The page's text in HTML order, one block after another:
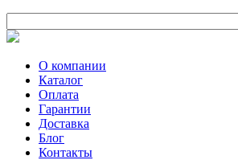
О компании
Каталог
Оплата
Гарантии
Доставка
Блог
Контакты